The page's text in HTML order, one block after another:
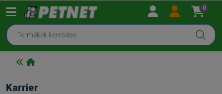
0
Karrier